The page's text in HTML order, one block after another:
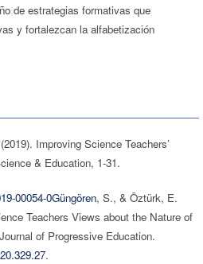
de estrategias formativas que
y fortalezcan la alfabetización
Improving Science Teachers’
& Education, 1-31.
00054-0Güngören, S., & Öztürk, E.
Teachers Views about the Nature of
of Progressive Education.
.